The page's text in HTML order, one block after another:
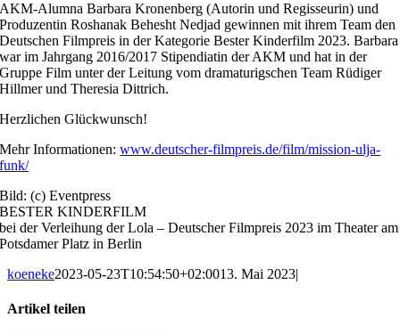
AKM-Alumna Barbara Kronenberg (Autorin und Regisseurin) und
Produzentin Roshanak Behesht Nedjad gewinnen mit ihrem Team den
Deutschen Filmpreis in der Kategorie Bester Kinderfilm 2023. Barbara
war im Jahrgang 2016/2017 Stipendiatin der AKM und hat in der
Gruppe Film unter der Leitung vom dramaturigschen Team Rüdiger
Hillmer und Theresia Dittrich.
Herzlichen Glückwunsch!
Mehr Informationen:www.deutscher-filmpreis.de/film/mission-ulja-
funk/
Bild: (c) Eventpress
BESTER KINDERFILM
bei der Verleihung der Lola – Deutscher Filmpreis 2023 im Theater am
Potsdamer Platz in Berlin
koeneke2023-05-23T10:54:50+02:0013. Mai 2023|
Artikel teilen